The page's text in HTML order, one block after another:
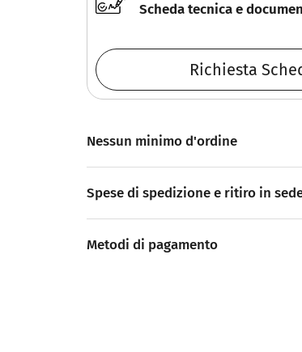
Scheda tecnica e
Richiesta
Nessun minimo d'ordine
Spese di spedizione e ritiro in
Metodi di pagamento